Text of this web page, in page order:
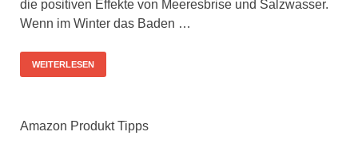
die positiven Effekte von Meeresbrise und Salzwasser.
Wenn im Winter das Baden …
WEITERLESEN
Amazon Produkt Tipps